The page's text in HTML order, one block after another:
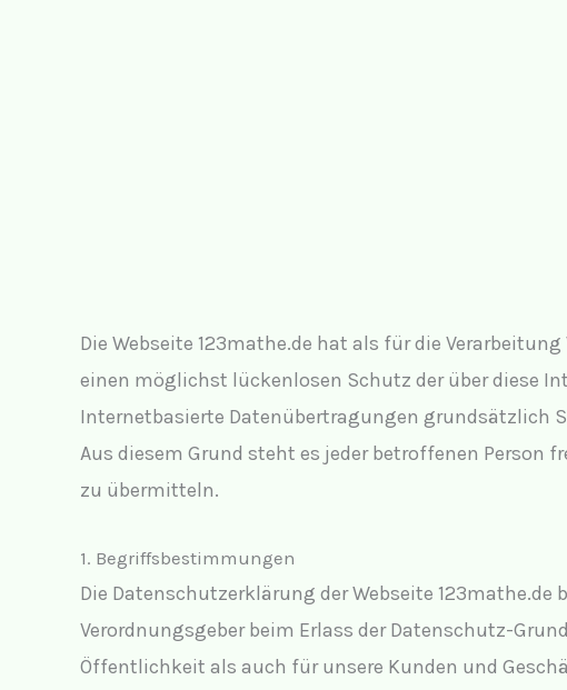
Die Webseite 123mathe.de hat als für die
einen möglichst lückenlosen Schutz der über diese
Internetbasierte Datenübertragungen grundsätzlich
Aus diesem Grund steht es jeder betroffenen Person
zu übermitteln.
1. Begriffsbestimmungen
Die Datenschutzerklärung der Webseite
Verordnungsgeber beim Erlass der Datenschutz-
Öffentlichkeit als auch für unsere Kunden und